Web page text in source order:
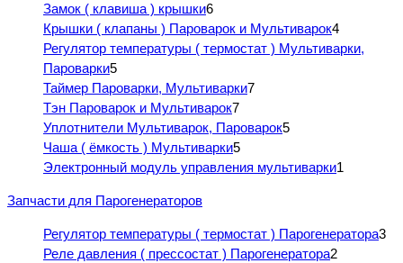
Замок ( клавиша ) крышки6
Крышки ( клапаны ) Пароварок и Мультиварок4
Регулятор температуры ( термостат ) Мультиварки,
Пароварки5
Таймер Пароварки, Мультиварки7
Тэн Пароварок и Мультиварок7
Уплотнители Мультиварок, Пароварок5
Чаша ( ёмкость ) Мультиварки5
Электронный модуль управления мультиварки1
Запчасти для Парогенераторов
Регулятор температуры ( термостат ) Парогенератора3
Реле давления ( прессостат ) Парогенератора2